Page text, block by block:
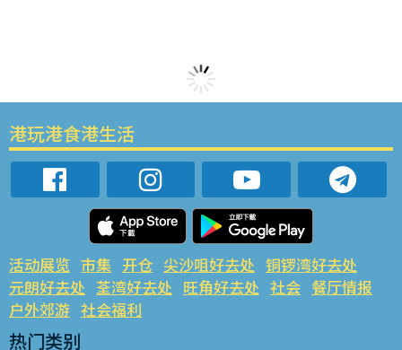
港玩港食港生活
活动展览 市集 开仓 尖沙咀好去处 铜锣湾好去处
元朗好去处 荃湾好去处 旺角好去处 社会 餐厅情报
户外郊游 社会福利
热门类别